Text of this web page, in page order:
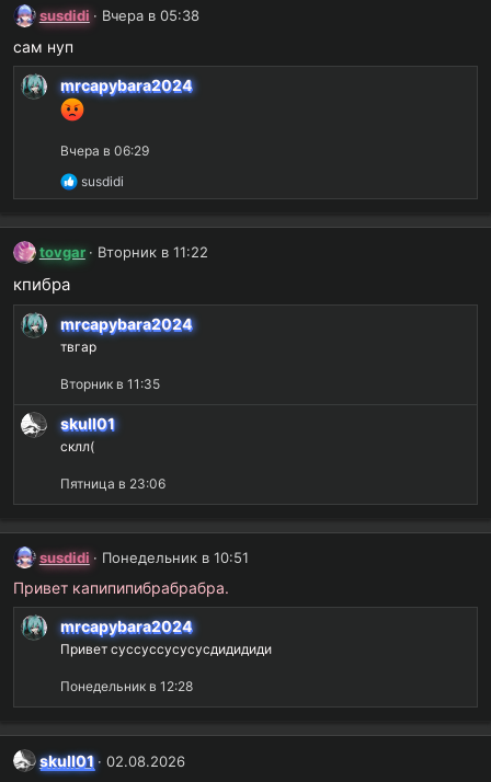
susdidi Вчера в 05:38
сам нуп
mrcapybara2024
Вчера в 06:29
Р
е
ц
и
:
susdidi
tovgar Вторник в 11:22
кпибра
mrcapybara2024
твгар
Вторник в 11:35
skull01
склл(
Пятница в 23:06
susdidi Понедельник в 10:51
Привет капипипибрабрабра.
mrcapybara2024
Привет суссуссусусусдидидиди
Понедельник в 12:28
skull01 02.08.2026